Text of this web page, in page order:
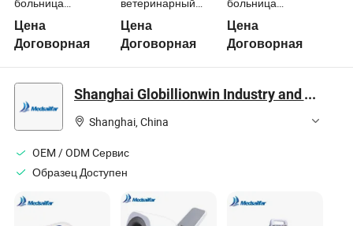
больница
хирургия
хирургическая
операция
операционная
многопараметрический
монитор пациента
Цена
Договорная
ветеринарный
монитор
жизненных
показателей
домашних
многопараметрическое
мониторинга
Цена
Договорная
больница
операционная
палата
реанимация
цифровой
артериального
Цена
Договорная
Shanghai Globillionwin Industry and Trade Co., Ltd.
Shanghai, China
OEM / ODM Cервис
Образец Доступен